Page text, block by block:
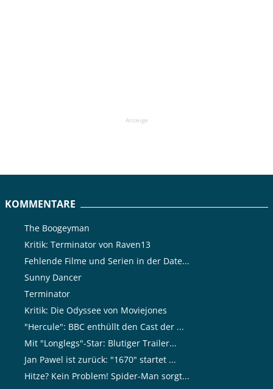
Anzeige
KOMMENTARE
The Boogeyman
Kritik: Terminator von Raven13
Fehlende Filme und Serien in der Date...
Sunny Dancer
Terminator
Kritik: Die Odyssee von Moviejones
"Hercule": BBC enthüllt den Cast der ...
Mit "Longlegs"-Star: Blutiger Trailer...
Jan Pawel ist zurück: "1670" startet ...
Hitze? Kein Problem! Spider-Man sorgt...